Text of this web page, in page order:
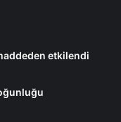
etkilendi